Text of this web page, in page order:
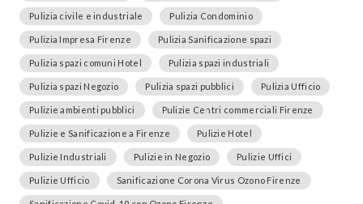
Pulizia civile e industriale Pulizia Condominio
Pulizia Impresa Firenze Pulizia Sanificazione spazi
Pulizia spazi comuni Hotel Pulizia spazi industriali
Pulizia spazi Negozio Pulizia spazi pubblici Pulizia Ufficio
Pulizie ambienti pubblici Pulizie Centri commerciali Firenze
Pulizie e Sanificazione a Firenze Pulizie Hotel
Pulizie Industriali Pulizie in Negozio Pulizie Uffici
Pulizie Ufficio Sanificazione Corona Virus Ozono Firenze